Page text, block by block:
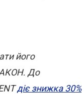
його
До
діє знижка 30%